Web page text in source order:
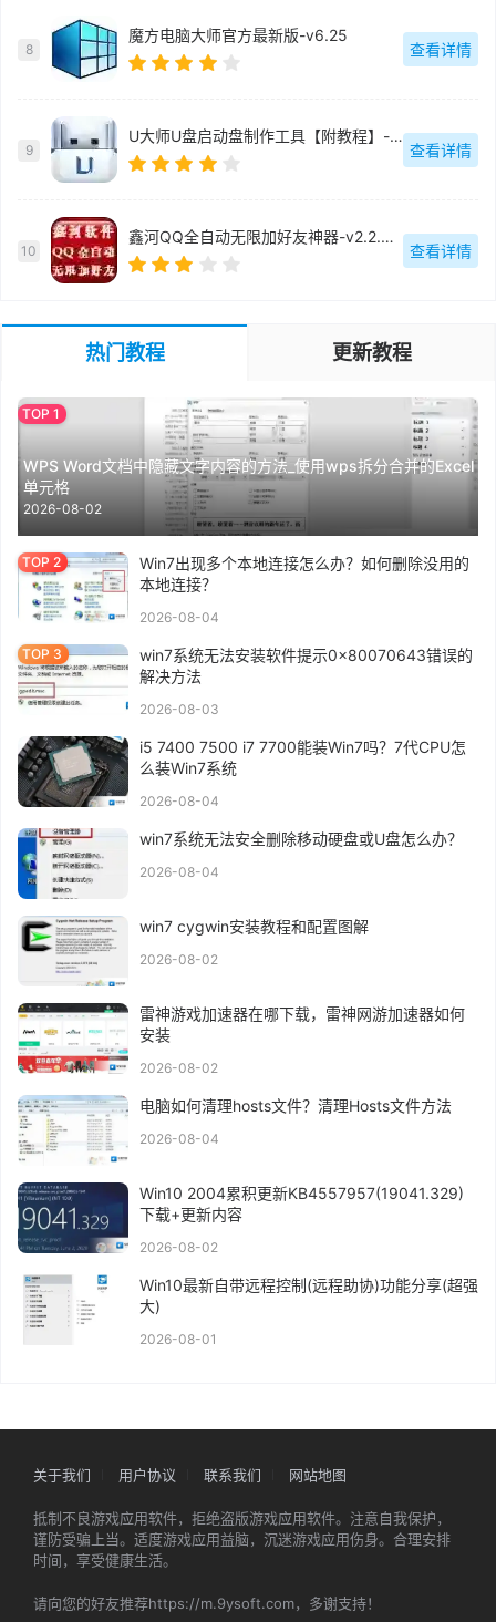
8
魔方电脑大师官方最新版-v6.25
查看详情
9
U大师U盘启动盘制作工具【附教程】-v【】
查看详情
10
鑫河QQ全自动无限加好友神器-v2.2.3.6
查看详情
热门教程 更新教程
WPS Word文档中隐藏文字内容的方法_使用wps拆分合并的Excel
单元格
2026-08-02
Win7出现多个本地连接怎么办？如何删除没用的
本地连接？
2026-08-04
win7系统无法安装软件提示0x80070643错误的
解决方法
2026-08-03
i5 7400 7500 i7 7700能装Win7吗？7代CPU怎
么装Win7系统
2026-08-04
win7系统无法安全删除移动硬盘或U盘怎么办？
2026-08-04
win7 cygwin安装教程和配置图解
2026-08-02
雷神游戏加速器在哪下载，雷神网游加速器如何
安装
2026-08-02
电脑如何清理hosts文件？清理Hosts文件方法
2026-08-04
Win10 2004累积更新KB4557957(19041.329)
下载+更新内容
2026-08-02
Win10最新自带远程控制(远程助协)功能分享(超强
大)
2026-08-01
关于我们 用户协议 联系我们 网站地图
抵制不良游戏应用软件，拒绝盗版游戏应用软件。注意自我保护，
谨防受骗上当。适度游戏应用益脑，沉迷游戏应用伤身。合理安排
时间，享受健康生活。
请向您的好友推荐https://m.9ysoft.com，多谢支持！